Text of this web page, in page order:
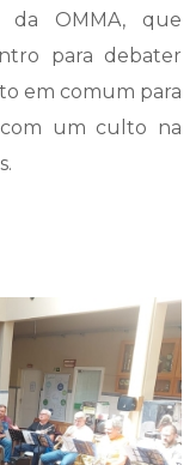
da OMMA, que
para debater
em comum para
um culto na